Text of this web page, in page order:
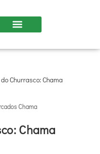
Chama
Chama